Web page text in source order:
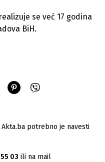
se već 17 godina
BiH.
potrebno je navesti
03 ili na mail